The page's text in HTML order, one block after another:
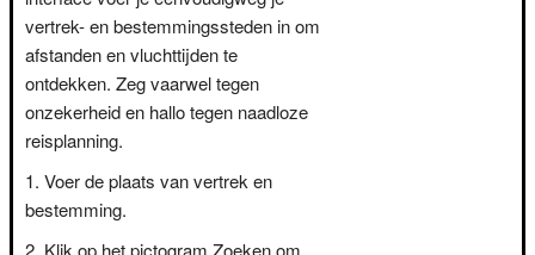
vertrek- en bestemmingssteden in om
afstanden en vluchttijden te
ontdekken. Zeg vaarwel tegen
onzekerheid en hallo tegen naadloze
reisplanning.
Voer de plaats van vertrek en
bestemming.
Klik op het pictogram Zoeken om